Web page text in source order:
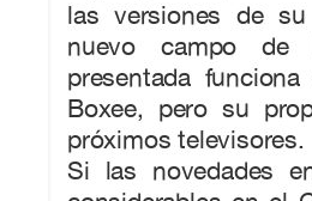
las versiones de
nuevo campo de
presentada
Boxee, pero su
próximos televisores.
Si las novedades